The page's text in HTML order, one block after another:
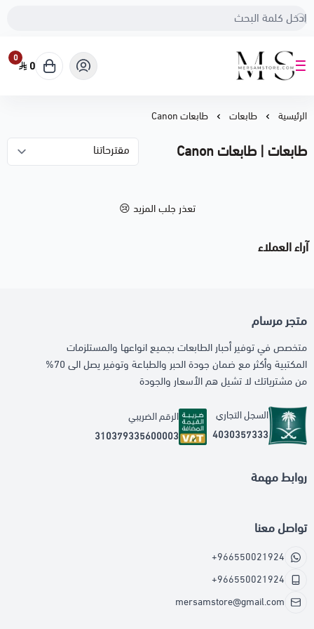
متجر مرسام
0
0
الرئيسية طابعات طابعات Canon
طابعات | طابعات Canon
تعذر جلب المزيد 😢
آراء العملاء
متجر مرسام
متخصص في توفير أحبار الطابعات بجميع انواعها والمستلزمات
المكتبية وأكثر مع ضمان جودة الحبر والطباعة وتوفير يصل الى 70%
من مشترياتك لا تشيل هم الأسعار والجودة
السجل التجاري
4030357333
الرقم الضريبي
310379335600003
روابط مهمة
تواصل معنا
+966550021924
+966550021924
mersamstore@gmail.com